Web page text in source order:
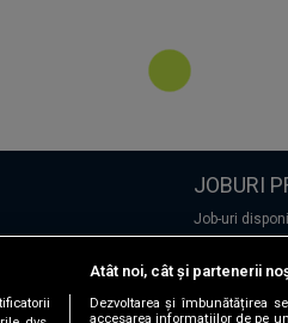
JOBURI
Job-uri
LIFESTYLE
Atât noi, cât și partenerii
Dezvoltarea și îmbunătățirea
accesarea informațiilor de pe